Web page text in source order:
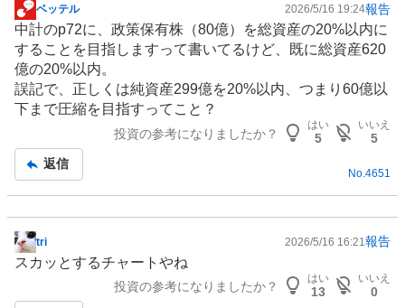
掲
示
板
記
事
ベッテル 2026/5/16 19:24報告
中計のp72に、政策保有株（80億）を総資産の20%以内に
することを目指しますって書いてるけど、既に総資産620
億の20%以内。
誤記で、正しくは純資産299億を20%以内、つまり60億以
下まで圧縮を目指すってこと？
投資の参考になりましたか？
はい
5
いいえ
5
返信
No. 4651
掲
示
tri 2026/5/16 16:21 報告
スカッとするチャートやね
投資の参考になりましたか？
はい
13
いいえ
0